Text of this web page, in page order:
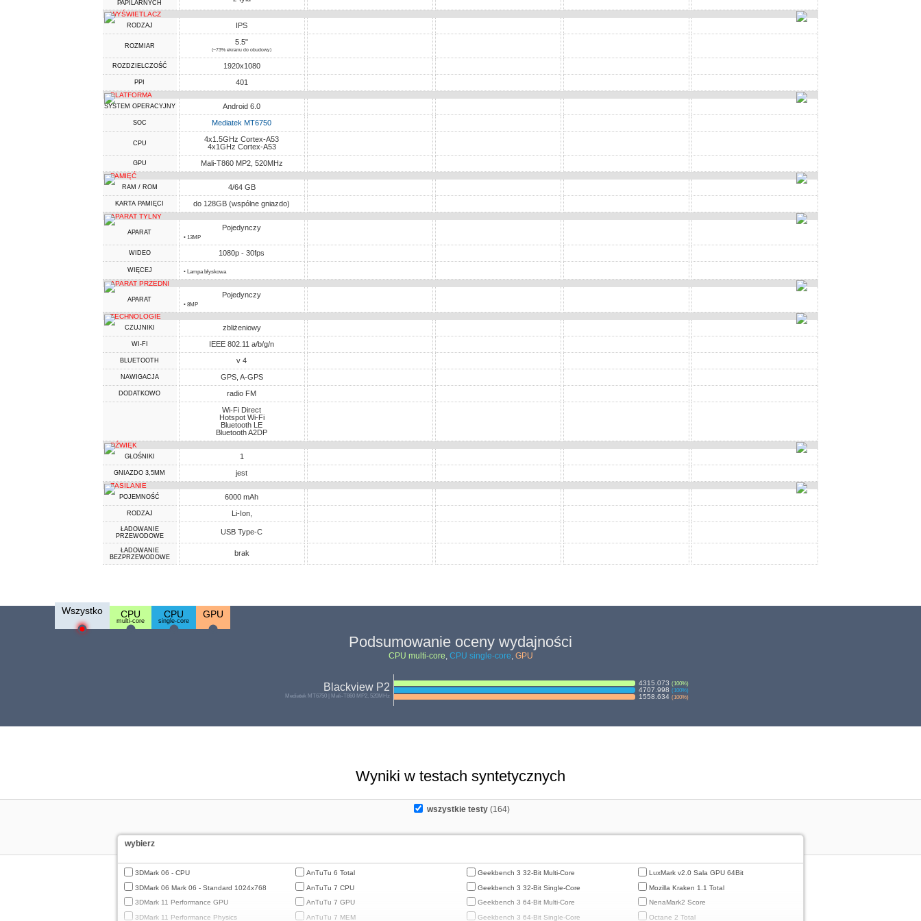
PAPILARNYCH
WYŚWIETLACZ
RODZAJ IPS
ROZMIAR 5.5"
(~73% ekranu do obudowy)
ROZDZIELCZOŚĆ 1920x1080
PPI 401
PLATFORMA
SYSTEM OPERACYJNY Android 6.0
SOC Mediatek MT6750
CPU
4x1.5GHz Cortex-A53
4x1GHz Cortex-A53
GPU Mali-T860 MP2, 520MHz
PAMIĘĆ
RAM / ROM 4/64 GB
KARTA PAMIĘCI do 128GB (wspólne gniazdo)
APARAT TYLNY
APARAT
Pojedynczy
• 13MP
WIDEO 1080p - 30fps
WIĘCEJ • Lampa błyskowa
APARAT PRZEDNI
APARAT
Pojedynczy
• 8MP
TECHNOLOGIE
CZUJNIKI zbliżeniowy
WI-FI IEEE 802.11 a/b/g/n
BLUETOOTH v 4
NAWIGACJA GPS, A-GPS
DODATKOWO
radio FM
Wi-Fi Direct
Hotspot Wi-Fi
Bluetooth LE
Bluetooth A2DP
DŹWIĘK
GŁOŚNIKI 1
GNIAZDO 3,5MM jest
ZASILANIE
POJEMNOŚĆ 6000 mAh
RODZAJ Li-Ion,
ŁADOWANIE
PRZEWODOWE
USB Type-C
ŁADOWANIE
BEZPRZEWODOWE
brak
Wszystko CPU
multi-core
CPU
single-core
GPU
Podsumowanie oceny wydajności
CPU multi-core, CPU single-core, GPU
Blackview P2
Mediatek MT6750 | Mali-T860 MP2, 520MHz
4315.073 (100%)
4707.998 (100%)
1558.634 (100%)
Wyniki w testach syntetycznych
wszystkie testy (164)
wybierz
3DMark 06 - CPU
3DMark 06 Mark 06 - Standard 1024x768
3DMark 11 Performance GPU
3DMark 11 Performance Physics
AnTuTu 6 Total
AnTuTu 7 CPU
AnTuTu 7 GPU
AnTuTu 7 MEM
Geekbench 3 32-Bit Multi-Core
Geekbench 3 32-Bit Single-Core
Geekbench 3 64-Bit Multi-Core
Geekbench 3 64-Bit Single-Core
LuxMark v2.0 Sala GPU 64Bit
Mozilla Kraken 1.1 Total
NenaMark2 Score
Octane 2 Total